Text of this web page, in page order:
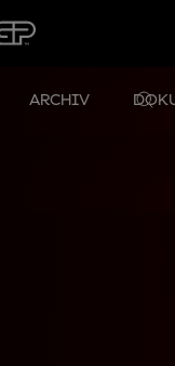
ARCHIV